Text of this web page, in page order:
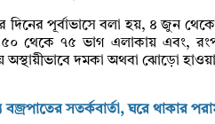
পূর্বাভাসে বলা হয়, ৪ জুন থেকে
৫০ থেকে ৭৫ ভাগ এলাকায় এবং,
দমকা অথবা ঝোড়ো
সতর্কবার্তা, ঘরে থাকার